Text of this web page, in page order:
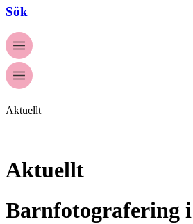
Sök
Aktuellt
Aktuellt
Barnfotografering